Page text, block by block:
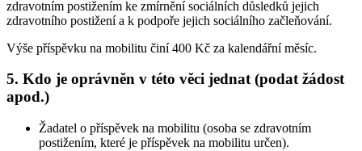
zdravotním postižením ke zmírnění sociálních důsledků jejich
zdravotního postižení a k podpoře jejich sociálního začleňování.
Výše příspěvku na mobilitu činí 400 Kč za kalendářní měsíc.
5. Kdo je oprávněn v této věci jednat (podat žádost
apod.)
Žadatel o příspěvek na mobilitu (osoba se zdravotním
postižením, které je příspěvek na mobilitu určen).